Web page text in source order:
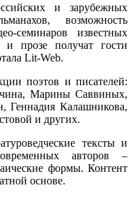
и зарубежных
возможность
семинаров известных
и прозе получат гости
Lit-Web.
поэтов и писателей:
Марины Саввиных,
Калашникова,
и других.
тексты и
авторов –
формы. Контент
основе.